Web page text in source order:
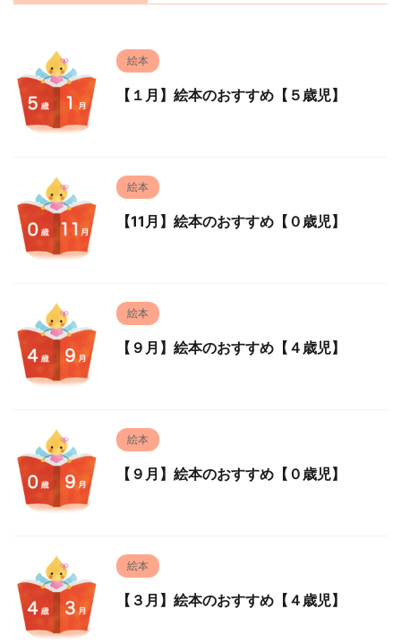
絵本
【１月】絵本のおすすめ【５歳児】
絵本
【11月】絵本のおすすめ【０歳児】
絵本
【９月】絵本のおすすめ【４歳児】
絵本
【９月】絵本のおすすめ【０歳児】
絵本
【３月】絵本のおすすめ【４歳児】